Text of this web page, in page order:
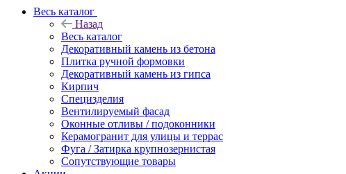
Весь каталог
Назад
Весь каталог
Декоративный камень из бетона
Плитка ручной формовки
Декоративный камень из гипса
Кирпич
Специзделия
Вентилируемый фасад
Оконные отливы / подоконники
Керамогранит для улицы и террас
Фуга / Затирка крупнозернистая
Сопутствующие товары